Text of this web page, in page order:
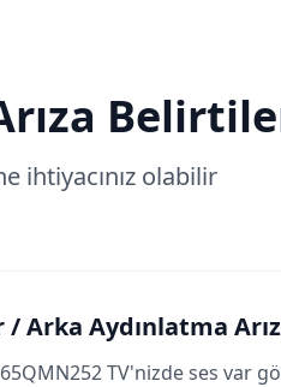
ihtiyacınız olabilir
/ Arka Aydınlatma
TV'nizde ses var